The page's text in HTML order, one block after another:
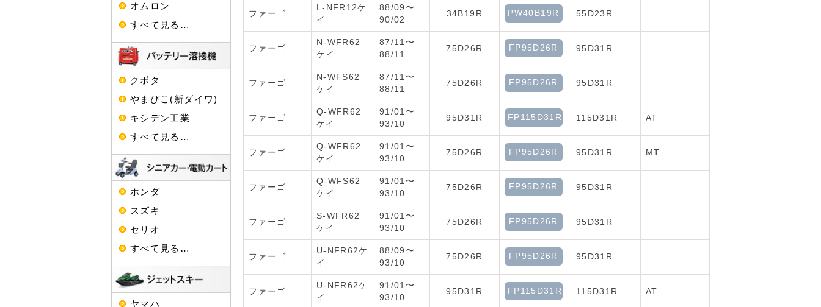
ファーゴ
L-NFR12ケ
イ
88/09〜
90/02
34B19R PW40B19R 55D23R
ファーゴ
N-WFR62
ケイ
87/11〜
88/11
75D26R FP95D26R 95D31R
ファーゴ
N-WFS62
ケイ
87/11〜
88/11
75D26R FP95D26R 95D31R
ファーゴ
Q-WFR62
ケイ
91/01〜
93/10
95D31R FP115D31R 115D31R AT
ファーゴ
Q-WFR62
ケイ
91/01〜
93/10
75D26R FP95D26R 95D31R MT
ファーゴ
Q-WFS62
ケイ
91/01〜
93/10
75D26R FP95D26R 95D31R
ファーゴ
S-WFR62
ケイ
91/01〜
93/10
75D26R FP95D26R 95D31R
ファーゴ
U-NFR62ケ
イ
88/09〜
93/10
75D26R FP95D26R 95D31R
ファーゴ
U-NFR62ケ
イ
91/01〜
93/10
95D31R FP115D31R 115D31R AT
オムロン
すべて見る…
クボタ
やまびこ(新ダイワ)
キシデン工業
すべて見る…
ホンダ
スズキ
セリオ
すべて見る…
ヤマハ